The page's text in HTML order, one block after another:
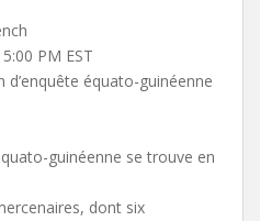
PM EST
équato-guinéenne
guinéenne se trouve en
dont six